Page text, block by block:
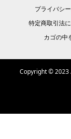
プライバシ
特定商取引法
カゴの中
Copyright © 2023